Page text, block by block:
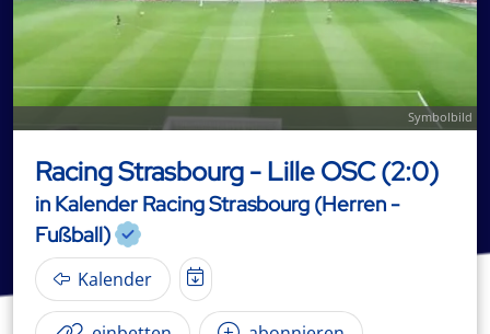
Symbolbild
Racing Strasbourg - Lille OSC (2:0)
in Kalender Racing Strasbourg (Herren -
Fußball)
Kalender